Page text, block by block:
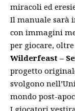
miracoli ed
Il manuale sarà
con immagini
per giocare,
Wilderfeast –
progetto
svolgono
mondo post-
I giocatori